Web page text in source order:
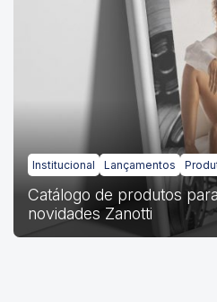
Institucional Lançamentos
Catálogo de produtos
novidades Zanotti